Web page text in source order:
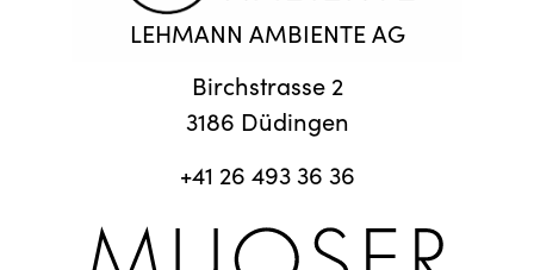
LEHMANN AMBIENTE AG
Birchstrasse 2
3186 Düdingen
+41 26 493 36 36